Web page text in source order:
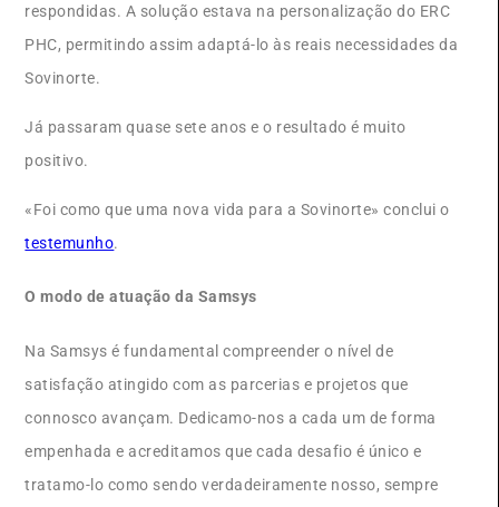
respondidas. A solução estava na personalização do ERC
PHC, permitindo assim adaptá-lo às reais necessidades da
Sovinorte.
Já passaram quase sete anos e o resultado é muito
positivo.
«Foi como que uma nova vida para a Sovinorte» conclui o
testemunho.
O modo de atuação da Samsys
Na Samsys é fundamental compreender o nível de
satisfação atingido com as parcerias e projetos que
connosco avançam. Dedicamo-nos a cada um de forma
empenhada e acreditamos que cada desafio é único e
tratamo-lo como sendo verdadeiramente nosso, sempre